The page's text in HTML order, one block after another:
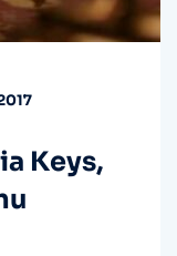
Keys,